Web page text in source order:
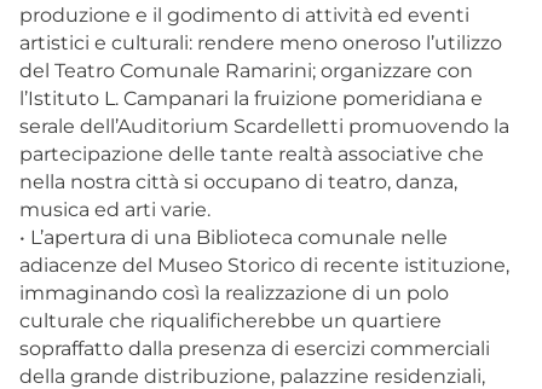
produzione e il godimento di attività ed eventi
artistici e culturali: rendere meno oneroso l’utilizzo
del Teatro Comunale Ramarini; organizzare con
l’Istituto L. Campanari la fruizione pomeridiana e
serale dell’Auditorium Scardelletti promuovendo la
partecipazione delle tante realtà associative che
nella nostra città si occupano di teatro, danza,
musica ed arti varie.
• L’apertura di una Biblioteca comunale nelle
adiacenze del Museo Storico di recente istituzione,
immaginando così la realizzazione di un polo
culturale che riqualificherebbe un quartiere
sopraffatto dalla presenza di esercizi commerciali
della grande distribuzione, palazzine residenziali,